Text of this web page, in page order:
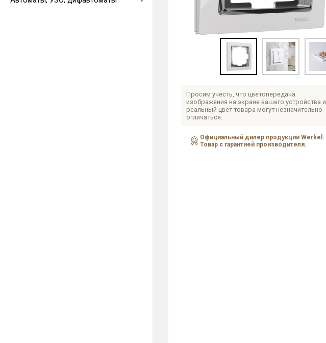
Просим учесть, что цветопередача
изображения на экране вашего устройства и
реальный цвет товара могут незначительно
отличаться.
Официальный дилер продукции Werkel.
Товар с гарантией производителя.